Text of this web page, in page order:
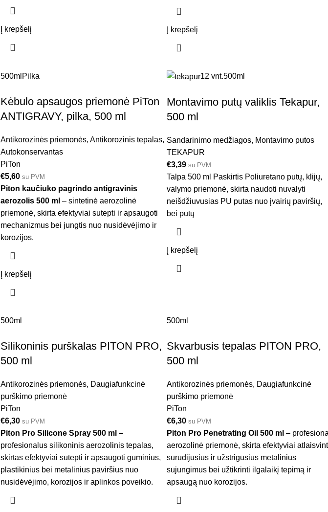
Į krepšelį Į krepšelį
500ml Pilka
Kėbulo apsaugos priemonė PiTon
ANTIGRAVY, pilka, 500 ml
Antikorozinės priemonės, Antikorozinis tepalas,
Autokonservantas
PiTon
€5,60 su PVM
Piton kaučiuko pagrindo antigravinis
aerozolis 500 ml – sintetinė aerozolinė
priemonė, skirta efektyviai sutepti ir apsaugoti
mechanizmus bei jungtis nuo nusidėvėjimo ir
korozijos.
Į krepšelį
12 vnt.500ml
Montavimo putų valiklis Tekapur,
500 ml
Sandarinimo medžiagos, Montavimo putos
TEKAPUR
€3,39 su PVM
Talpa 500 ml Paskirtis Poliuretano putų, klijų,
valymo priemonė, skirta naudoti nuvalyti
neišdžiuvusias PU putas nuo įvairių paviršių,
bei putų
Į krepšelį
500ml
Silikoninis purškalas PITON PRO,
500 ml
Antikorozinės priemonės, Daugiafunkcinė
purškimo priemonė
PiTon
€6,30 su PVM
Piton Pro Silicone Spray 500 ml –
profesionalus silikoninis aerozolinis tepalas,
skirtas efektyviai sutepti ir apsaugoti guminius,
plastikinius bei metalinius paviršius nuo
nusidėvėjimo, korozijos ir aplinkos poveikio.
500ml
Skvarbusis tepalas PITON PRO,
500 ml
Antikorozinės priemonės, Daugiafunkcinė
purškimo priemonė
PiTon
€6,30 su PVM
Piton Pro Penetrating Oil 500 ml –
aerozolinė priemonė, skirta efektyviai
surūdijusius ir užstrigusius metalinius
sujungimus bei užtikrinti ilgalaikį tepimą ir
apsaugą nuo korozijos.